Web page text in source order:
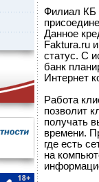
Филиал КБ
Данное
Faktura.ru
статус. С
банк
Интернет
Работа
позволит
получать
времени.
где есть
на